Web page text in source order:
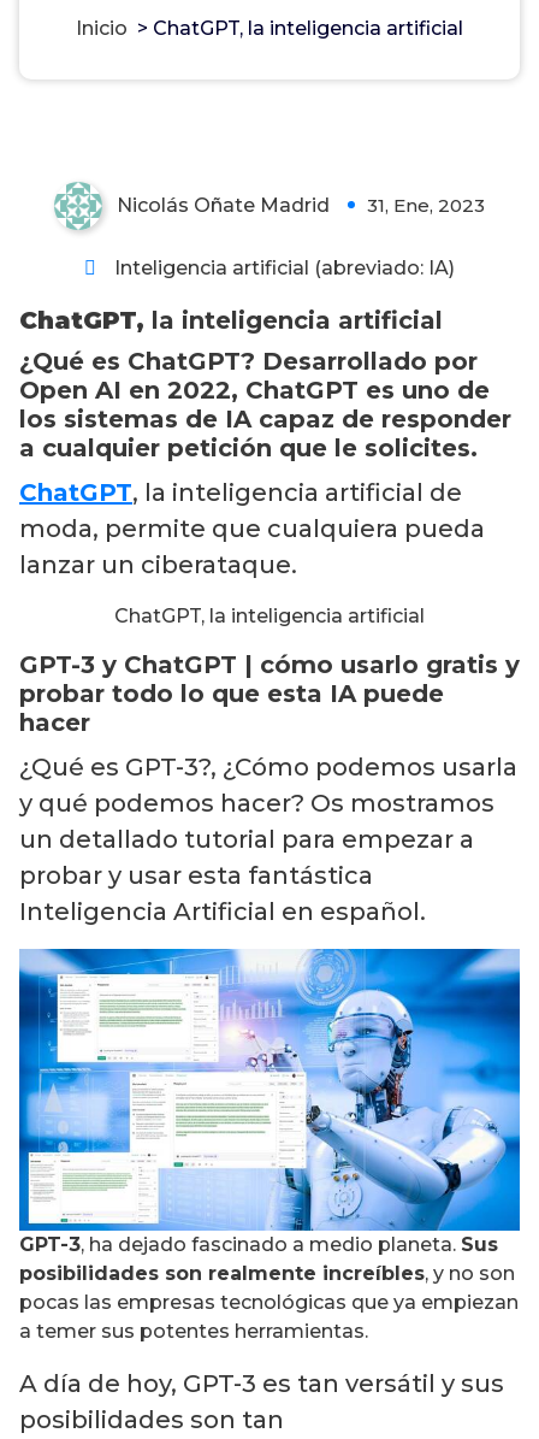
Inicio > ChatGPT, la inteligencia artificial
0
Nicolás Oñate Madrid 31, Ene, 2023
Inteligencia artificial (abreviado: IA)
ChatGPT, la inteligencia artificial
¿Qué es ChatGPT? Desarrollado por
Open AI en 2022, ChatGPT es uno de
los sistemas de IA capaz de responder
a cualquier petición que le solicites.
ChatGPT, la inteligencia artificial de
moda, permite que cualquiera pueda
lanzar un ciberataque.
ChatGPT, la inteligencia artificial
GPT-3 y ChatGPT | cómo usarlo gratis y
probar todo lo que esta IA puede
hacer
¿Qué es GPT-3?, ¿Cómo podemos usarla
y qué podemos hacer? Os mostramos
un detallado tutorial para empezar a
probar y usar esta fantástica
Inteligencia Artificial en español.
GPT-3, ha dejado fascinado a medio planeta. Sus
posibilidades son realmente increíbles, y no son
pocas las empresas tecnológicas que ya empiezan
a temer sus potentes herramientas.
A día de hoy, GPT-3 es tan versátil y sus
posibilidades son tan